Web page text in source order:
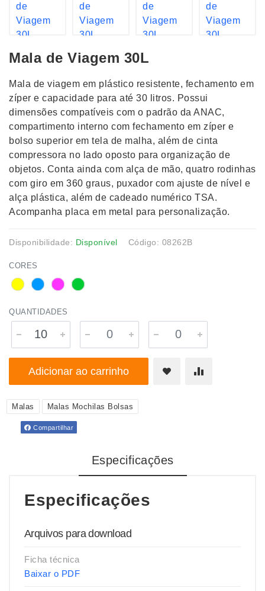
Mala de Viagem 30L
Mala de viagem em plástico resistente, fechamento em
zíper e capacidade para até 30 litros. Possui
dimensões compatíveis com o padrão da ANAC,
compartimento interno com fechamento em zíper e
bolso superior em tela de malha, além de cinta
compressora no lado oposto para organização de
objetos. Conta ainda com alça de mão, quatro rodinhas
com giro em 360 graus, puxador com ajuste de nível e
alça plástica, além de cadeado numérico TSA.
Acompanha placa em metal para personalização.
Disponibilidade: Disponível Código: 08262B
CORES
QUANTIDADES
Adicionar ao carrinho
Malas Malas Mochilas Bolsas
Compartilhar
Especificações
Especificações
Arquivos para download
Ficha técnica
Baixar o PDF